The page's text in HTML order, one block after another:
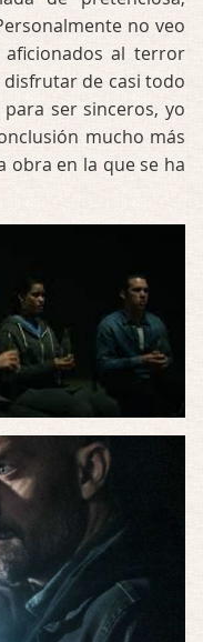
no veo
al terror
de casi todo
ser sinceros, yo
mucho más
obra en la que se ha